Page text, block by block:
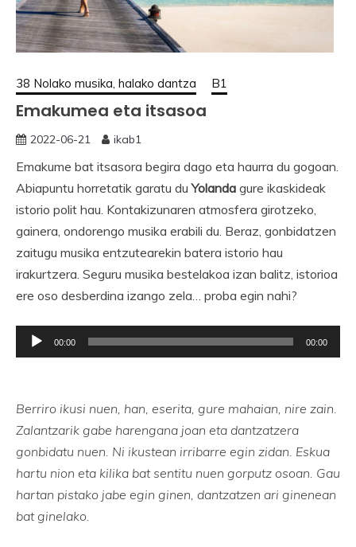
38 Nolako musika, halako dantza B1
Emakumea eta itsasoa
2022-06-21 ikab1
Emakume bat itsasora begira dago eta haurra du gogoan.
Abiapuntu horretatik garatu duYolanda gure ikaskideak
istorio polit hau. Kontakizunaren atmosfera girotzeko,
gainera, ondorengo musika erabili du. Beraz, gonbidatzen
zaitugu musika entzutearekin batera istorio hau
irakurtzera. Seguru musika bestelakoa izan balitz, istorioa
ere oso desberdina izango zela… proba egin nahi?
Soinu
erreproduzigailua
00:00 00:00
Berriro ikusi nuen, han, eserita, gure mahaian, nire zain.
Zalantzarik gabe harengana joan eta dantzatzera
gonbidatu nuen. Ni ikustean irribarre egin zidan. Eskua
hartu nion eta kilika bat sentitu nuen gorputz osoan. Gau
hartan pistako jabe egin ginen, dantzatzen ari ginenean
bat ginelako.